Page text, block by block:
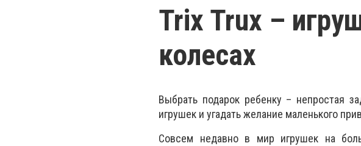
Trix Trux –
колесах
Выбрать подарок ребенку – непростая
игрушек и угадать желание маленького
Совсем недавно в мир игрушек на